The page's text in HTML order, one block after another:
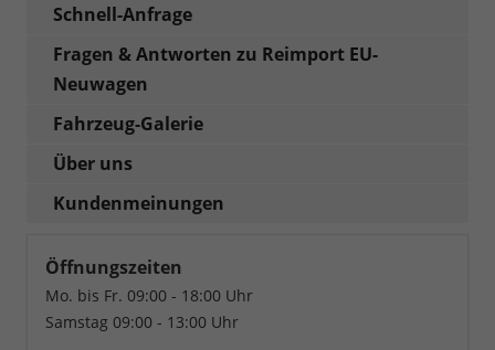
Schnell-Anfrage
Fragen & Antworten zu Reimport EU-
Neuwagen
Fahrzeug-Galerie
Über uns
Kundenmeinungen
Öffnungszeiten
Mo. bis Fr. 09:00 - 18:00 Uhr
Samstag 09:00 - 13:00 Uhr